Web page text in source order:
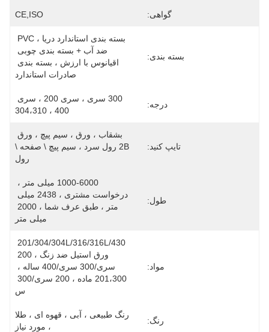
گواهی: CE,ISO
بسته بندی:
بسته بندی استاندارد دریا ، PVC
ضد آب + بسته بندی چوبی
اقیانوس با ارزش ، بسته بندی
صادرات استاندارد
درجه:
300 سری ، سری 200 ، سری
400 ، 304،310
تایپ کنید:
بشقاب ، ورق ، سیم پیچ ، ورق
2B رول سرد ، سیم پیچ \ صفحه \
رول
طول:
درخواست مشتری ، 2438 میلی
متر ، طبق عرف شما ، 2000
میلی متر
مواد:
201/304/304L/316/316L/430
ورق استیل ضد زنگ ، 200
سری/300 سری/400 ساله ،
201،300 ماده ، 200 سری/300
س
رنگ:
رنگ طبیعی ، آبی ، قهوه ای ، طلا
، مورد نیاز